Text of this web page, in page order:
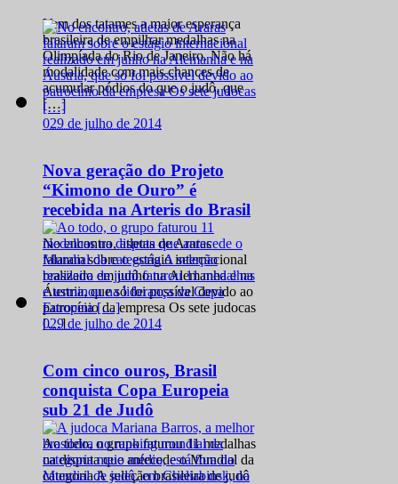
Vem dos tatames a maior esperança
brasileira de empilhar medalhas na
Olimpíada do Rio de Janeiro. Não há
modalidade com mais chances de
acumular pódios do que o judô, que
[…]
029 de julho de 2014
Nova geração do Projeto
“Kimono de Ouro” é
recebida na Arteris do Brasil
No encontro, atletas de Araras
falaram sobre o estágio internacional
realizado em junho na Alemanha e na
Áustria, que só foi possível devido ao
patrocínio da empresa Os sete judocas
[…]
029 de julho de 2014
Com cinco ouros, Brasil
conquista Copa Europeia
sub 21 de Judô
Ao todo, o grupo faturou 11 medalhas
na disputa que antecede o Mundial da
categoria A seleção brasileira de judô